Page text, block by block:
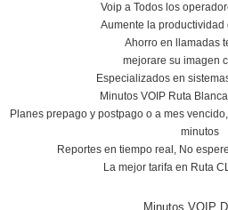
Voip a Todos los
Aumente la productividad
Ahorro en llamadas
mejorare su imagen
Especializados en
Minutos VOIP Ruta
Planes prepago y postpago o a mes
minutos
Reportes en tiempo real, No
La mejor tarifa en Ruta
Minutos VOIP